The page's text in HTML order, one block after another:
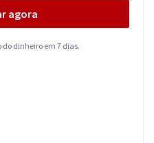
agora
dinheiro em 7 dias.